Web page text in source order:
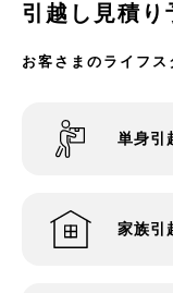
引越し見積り
お客さまのライフス
単身引
家族引